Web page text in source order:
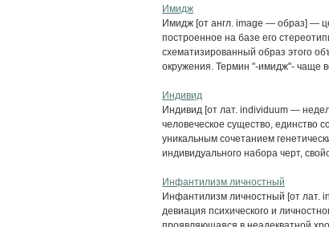
Имидж
Имидж [от англ. image — образ] —
построенное на базе его
схематизированный образ этого
окружения. Термин "-имидж"- чаще
Индивид
Индивид [от лат. individuum —
человеческое существо, единство
уникальным сочетанием
индивидуального набора черт,
Инфантилизм личностный
Инфантилизм личностный [от лат.
девиация психического и